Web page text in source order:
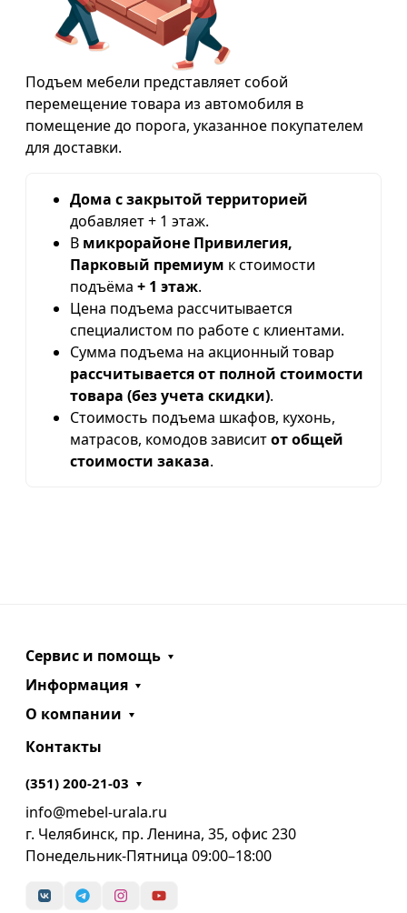
Подъем мебели представляет собой
перемещение товара из автомобиля в
помещение до порога, указанное покупателем
для доставки.
Дома с закрытой территорией
добавляет + 1 этаж.
В микрорайоне Привилегия,
Парковый премиум к стоимости
подъёма + 1 этаж.
Цена подъема рассчитывается
специалистом по работе с клиентами.
Сумма подъема на акционный товар
рассчитывается от полной стоимости
товара (без учета скидки).
Стоимость подъема шкафов, кухонь,
матрасов, комодов зависитот общей
стоимости заказа.
Сервис и помощь
Информация
О компании
Контакты
(351) 200-21-03
info@mebel-urala.ru
г. Челябинск, пр. Ленина, 35, офис 230
Понедельник-Пятница 09:00–18:00